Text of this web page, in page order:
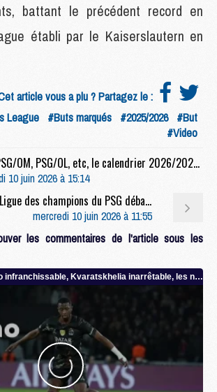
battant le précédent record en
établi par le Kaiserslautern en
article vous a plu ? Partagez le :
League #Buts marqués #2025/2026 #But
#Video
Club : PSG/OM, PSG/OL, etc, le calendrier 2026/2027 du PSG dévoilé
10 juin 2026 à 15:14
Club : La deuxième Ligue des champions du PSG débarque au Parc des Princes
mercredi 10 juin 2026 à 11:55
les commentaires de l'article sous les